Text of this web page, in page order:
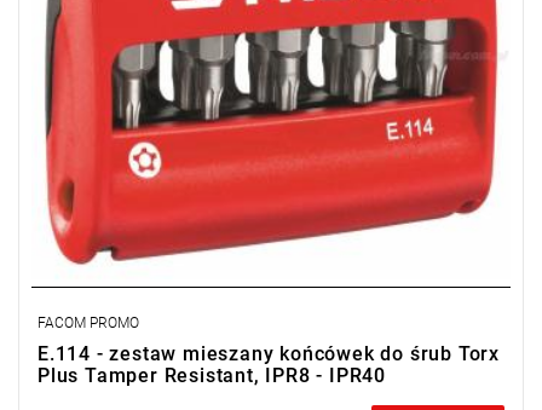
FACOM PROMO
E.114 - zestaw mieszany końcówek do śrub Torx
Plus Tamper Resistant, IPR8 - IPR40